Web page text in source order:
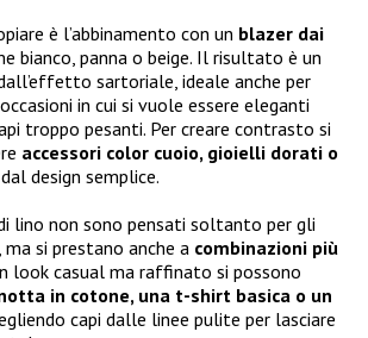
è l’abbinamento con un blazer dai
bianco, panna o beige. Il risultato è un
sartoriale, ideale anche per
in cui si vuole essere eleganti
troppo pesanti. Per creare contrasto si
accessori color cuoio, gioielli dorati o
dal design semplice.
lino non sono pensati soltanto per gli
si prestano anche a combinazioni più
look casual ma raffinato si possono
in cotone, una t-shirt basica o un
capi dalle linee pulite per lasciare